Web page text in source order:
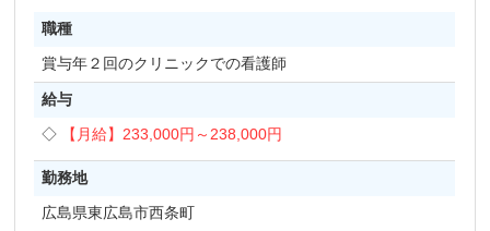
職種
賞与年２回のクリニックでの看護師
給与
【月給】233,000円～238,000円
勤務地
広島県東広島市西条町